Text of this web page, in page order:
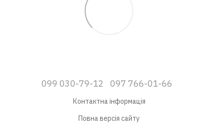
099 030-79-12 097 766-01-66
Контактна інформація
Повна версія сайту